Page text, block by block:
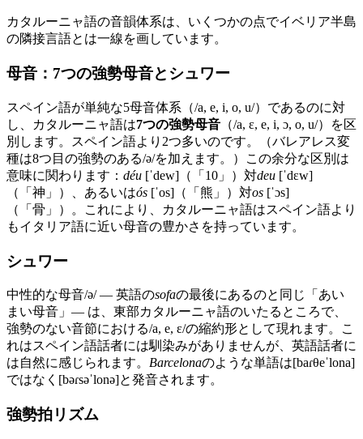
カタルーニャ語の音韻体系は、いくつかの点でイベリア半島
の隣接言語とは一線を画しています。
母音：7つの強勢母音とシュワー
スペイン語が単純な5母音体系（/a, e, i, o, u/）であるのに対
し、カタルーニャ語は7つの強勢母音 （/a, ɛ, e, i, ɔ, o, u/）を区
別します。スペイン語より2つ多いのです。（バレアレス変
種は8つ目の強勢のある/ə/を加えます。）この余分な区別は
意味に関わります： déu [ˈdew]（「10」）対deu [ˈdɛw]
（「神」）、あるいはós [ˈos]（「熊」）対os [ˈɔs]
（「骨」）。これにより、カタルーニャ語はスペイン語より
もイタリア語に近い母音の豊かさを持っています。
シュワー
中性的な母音/ə/ — 英語のsofaの最後にあるのと同じ「あい
まい母音」— は、東部カタルーニャ語のいたるところで、
強勢のない音節における/a, e, ɛ/の縮約形として現れます。こ
れはスペイン語話者には馴染みがありませんが、英語話者に
は自然に感じられます。 Barcelonaのような単語は[baɾθeˈlona]
ではなく[bəɾsəˈlonə]と発音されます。
強勢拍リズム